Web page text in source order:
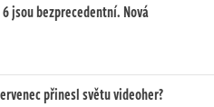
jsou bezprecedentní. Nová
přinesl světu videoher?